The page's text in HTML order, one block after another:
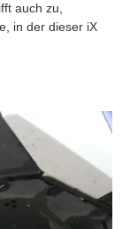
auch zu,
in der dieser iX